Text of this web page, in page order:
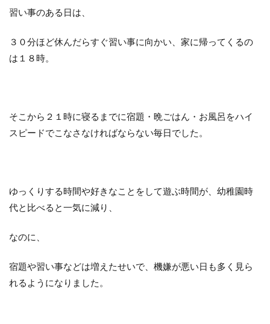
習い事のある日は、
３０分ほど休んだらすぐ習い事に向かい、家に帰ってくるの
は１８時。
そこから２１時に寝るまでに宿題・晩ごはん・お風呂をハイ
スピードでこなさなければならない毎日でした。
ゆっくりする時間や好きなことをして遊ぶ時間が、幼稚園時
代と比べると一気に減り、
なのに、
宿題や習い事などは増えたせいで、 機嫌が悪い日も多く見ら
れるようになりました。